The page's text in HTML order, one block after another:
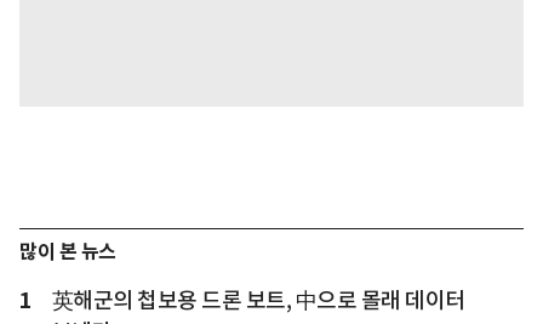
많이 본 뉴스
1
英해군의 첩보용 드론 보트, 中으로 몰래 데이터